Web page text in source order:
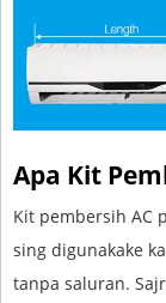
Apa Kit
Kit pembersih AC
sing digunakake
tanpa saluran.